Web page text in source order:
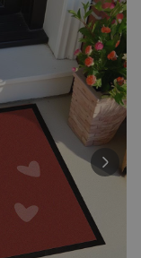
Meer dan
1.900keer
gekocht
blok
Meer dan
1.900 keer
gekocht
Meer dan
19.400keer
gekocht